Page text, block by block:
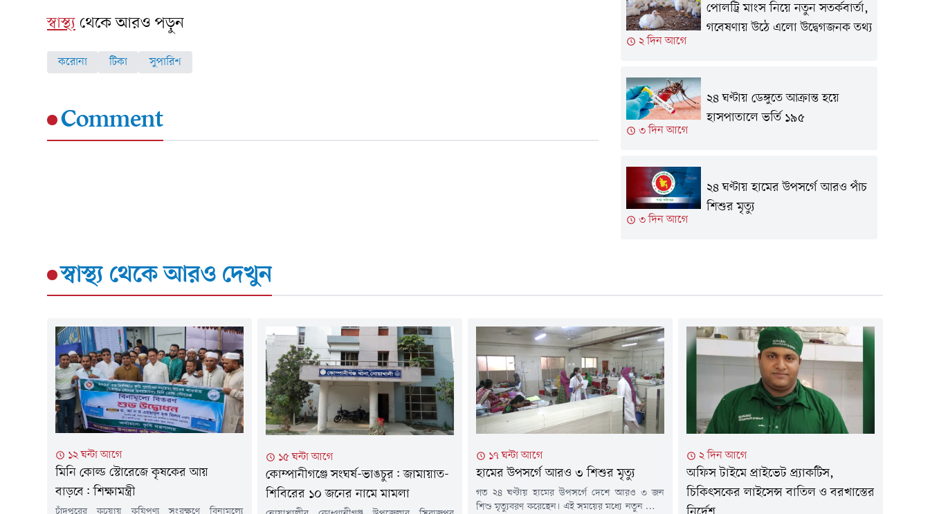
স্বাস্থ্যথেকে আরও পড়ুন
করোনা টিকা সুপারিশ
Comment
২ দিন আগে
পোলট্রি মাংস নিয়ে নতুন সতর্কবার্তা,
গবেষণায় উঠে এলো উদ্বেগজনক তথ্য
৩ দিন আগে
২৪ ঘণ্টায় ডেঙ্গুতে আক্রান্ত হয়ে
হাসপাতালে ভর্তি ১৯৫
৩ দিন আগে
২৪ ঘণ্টায় হামের উপসর্গে আরও পাঁচ
শিশুর মৃত্যু
স্বাস্থ্য থেকে আরও দেখুন
১২ ঘন্টা আগে
মিনি কোল্ড স্টোরেজে কৃষকের আয়
বাড়বে: শিক্ষামন্ত্রী
১৫ ঘন্টা আগে
কোম্পানীগঞ্জে সংঘর্ষ-ভাঙচুর: জামায়াত-
শিবিরের ১০ জনের নামে মামলা
১৭ ঘন্টা আগে
হামের উপসর্গে আরও ৩ শিশুর মৃত্যু
গত ২৪ ঘণ্টায় হামের উপসর্গে দেশে আরও ৩ জন
শিশু মৃত্যুবরণ করেছেন। এই সময়ের মধ্যে নতুন রোগী
২ দিন আগে
অফিস টাইমে প্রাইভেট প্র্যাকটিস,
চিকিৎসকের লাইসেন্স বাতিল ও বরখাস্তের